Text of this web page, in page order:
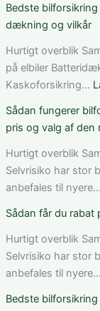
Bedste
dækning og vilkår
Hurtigt overblik
på elbiler
Kaskoforsikring…
Sådan fungerer
pris og valg af den
Hurtigt overblik
Selvrisiko har stor
anbefales til nyere…
Sådan får du
Hurtigt overblik
Selvrisiko har stor
anbefales til nyere…
Bedste